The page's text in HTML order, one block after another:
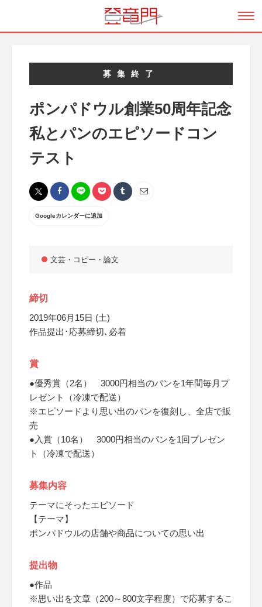
募集終了
ポンパドウル創業50周年記念
私とパンのエピソードコン
テスト
Googleカレンダーに追加
文芸・コピー・論文
締切
2019年06月15日 (土)
作品提出･応募締切､必着
賞
●優秀賞（2名） 3000円相当のパンを1年間毎月プ
レゼント（冷凍で配送）
※エピソードより思い出のパンを復刻し、全店で販
売
●入賞（10名） 3000円相当のパンを1回プレゼン
ト（冷凍で配送）
募集内容
テーマにそったエピソード
【テーマ】
ポンパドウルの店舗や商品についての思い出
提出物
●作品
※思い出を文章（200～800文字程度）で応募するこ